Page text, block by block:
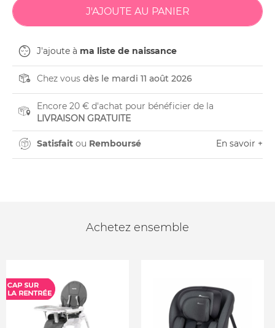
J'ajoute à ma liste de naissance
Chez vous dès le mardi 11 août 2026
Encore 20 € d'achat pour bénéficier de la
LIVRAISON GRATUITE
Satisfait ou Remboursé En savoir +
Achetez ensemble